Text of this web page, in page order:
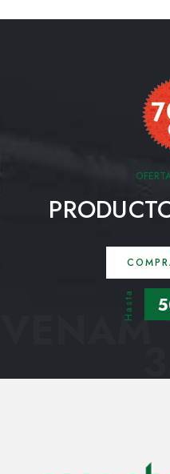
Hasta
VENAM